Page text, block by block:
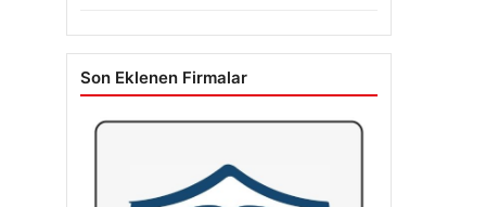
Son Eklenen Firmalar